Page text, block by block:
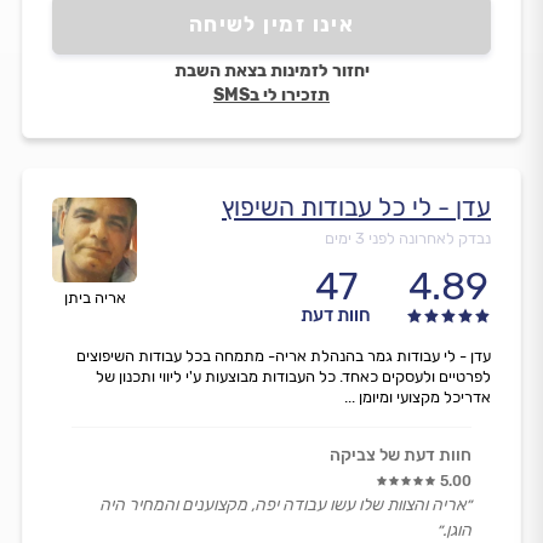
אינו זמין לשיחה
יחזור לזמינות בצאת השבת
תזכירו לי בSMS
אריה ביתן
עדן - לי כל עבודות השיפוץ
נבדק לאחרונה לפני 3 ימים
4.89
47
חוות דעת
עדן - לי עבודות גמר בהנהלת אריה- מתמחה בכל עבודות השיפוצים
לפרטיים ולעסקים כאחד. כל העבודות מבוצעות ע'י ליווי ותכנון של
אדריכל מקצועי ומיומן ...
חוות דעת של צביקה
5.00
״אריה והצוות שלו עשו עבודה יפה, מקצוענים והמחיר היה
הוגן.״